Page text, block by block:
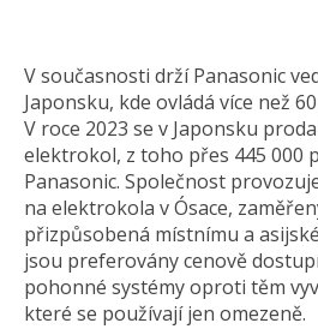
V současnosti drží Panasonic
Japonsku, kde ovládá více než
V roce 2023 se v Japonsku
elektrokol, z toho přes 445 000
Panasonic. Společnost
na elektrokola v Ósace,
přizpůsobená místnímu a
jsou preferovány cenově
pohonné systémy oproti těm
které se používají jen omezeně.